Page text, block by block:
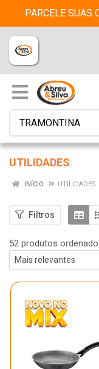
PARCELE SUAS
UTILIDADES
INÍCIO UTILIDADES
Filtros
52 produtos